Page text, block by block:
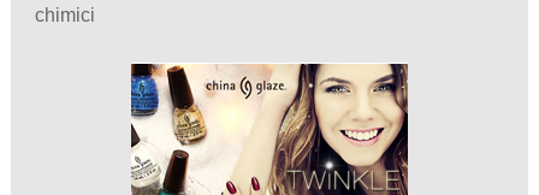
chimici